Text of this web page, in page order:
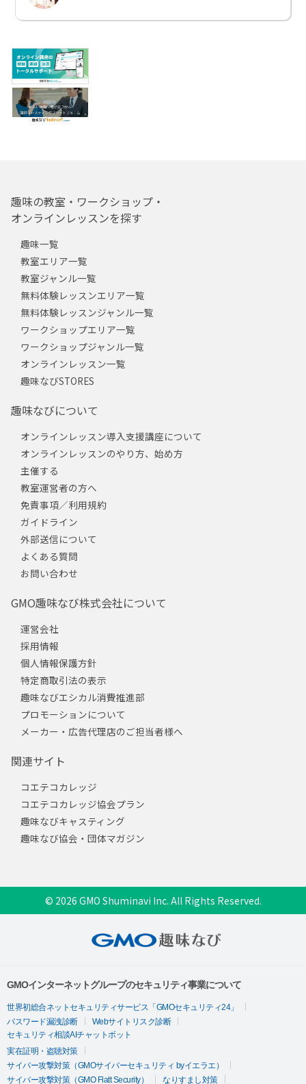
趣味の教室・ワークショップ・
オンラインレッスンを探す
趣味一覧
教室エリア一覧
教室ジャンル一覧
無料体験レッスンエリア一覧
無料体験レッスンジャンル一覧
ワークショップエリア一覧
ワークショップジャンル一覧
オンラインレッスン一覧
趣味なびSTORES
趣味なびについて
オンラインレッスン導入支援講座について
オンラインレッスンのやり方、始め方
主催する
教室運営者の方へ
免責事項／利用規約
ガイドライン
外部送信について
よくある質問
お問い合わせ
GMO趣味なび株式会社について
運営会社
採用情報
個人情報保護方針
特定商取引法の表示
趣味なびエシカル消費推進部
プロモーションについて
メーカー・広告代理店のご担当者様へ
関連サイト
コエテコカレッジ
コエテコカレッジ協会プラン
趣味なびキャスティング
趣味なび協会・団体マガジン
© 2026 GMO Shuminavi Inc. All Rights Reserved.